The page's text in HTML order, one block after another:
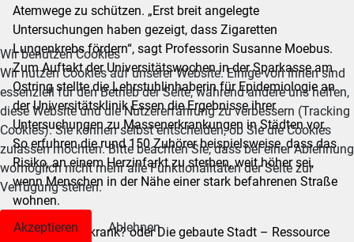
Atemwege zu schützen. „Erst breit angelegte
Untersuchungen haben gezeigt, dass Zigaretten
Lungenkrebs fördern“, sagt Professorin Susanne Moebus.
Zum Auftakt der Universitätswochen in der Sparkasse am
Ostring stellte die Lehrstuhlinhaberin für Epidemiologie an
der Universitätsklinik Essen die Ergebnisse ihrer
Untersuchungen zu Massenerkrankungen in Städten vor.
So erfuhren die rund 150 Zuhörer beispielsweise, dass das
Risiko, an einem Herzinfarkt zu sterben, weit höher sei,
wenn Menschen in der Nähe einer stark befahrenen Straße
wohnen.
„Macht Stadt krank? oder Die gebaute Stadt – Ressource
Wir benutzen Cookies
Wir nutzen Cookies auf unserer Website. Einige von ihnen sind
essenziell für den Betrieb der Seite, während andere uns helfen,
diese Website und die Nutzererfahrung zu verbessern (Tracking
Cookies). Sie können selbst entscheiden, ob Sie die Cookies
zulassen möchten. Bitte beachten Sie, dass bei einer Ablehnung
womöglich nicht mehr alle Funktionalitäten der Seite zur
Verfügung stehen.
Akzeptieren
Ablehnen